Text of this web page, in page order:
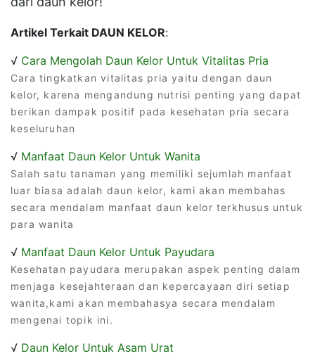
Artikel Terkait DAUN KELOR:
√ Cara Mengolah Daun Kelor Untuk Vitalitas Pria
Cara tingkatkan vitalitas pria yaitu dengan daun
kelor, karena mengandung nutrisi penting yang dapat
berikan dampak positif pada kesehatan pria secara
keseluruhan
√ Manfaat Daun Kelor Untuk Wanita
Salah satu tanaman yang memiliki sejumlah manfaat
luar biasa adalah daun kelor, kami akan membahas
secara mendalam manfaat daun kelor terkhusus untuk
para wanita
√ Manfaat Daun Kelor Untuk Payudara
Kesehatan payudara merupakan aspek penting dalam
menjaga kesejahteraan dan kepercayaan diri setiap
wanita,kami akan membahasya secara mendalam
mengenai topik ini.
√ Daun Kelor Untuk Asam Urat